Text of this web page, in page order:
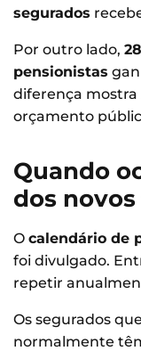
segurados
Por outro lado,
pensionistas
diferença mostra
orçamento
Quando
dos
O calendário de
foi divulgado.
repetir
Os segurados
normalmente